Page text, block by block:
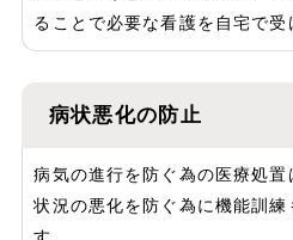
ることで必要な看護を自宅で受
病状悪化の防止
病気の進行を防ぐ為の医療処
状況の悪化を防ぐ為に機能訓練